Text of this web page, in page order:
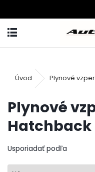
Úvod Plynové
Plynové
Hatchback
Usporiadať podľa